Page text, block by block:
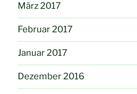
März 2017
Februar 2017
Januar 2017
Dezember 2016